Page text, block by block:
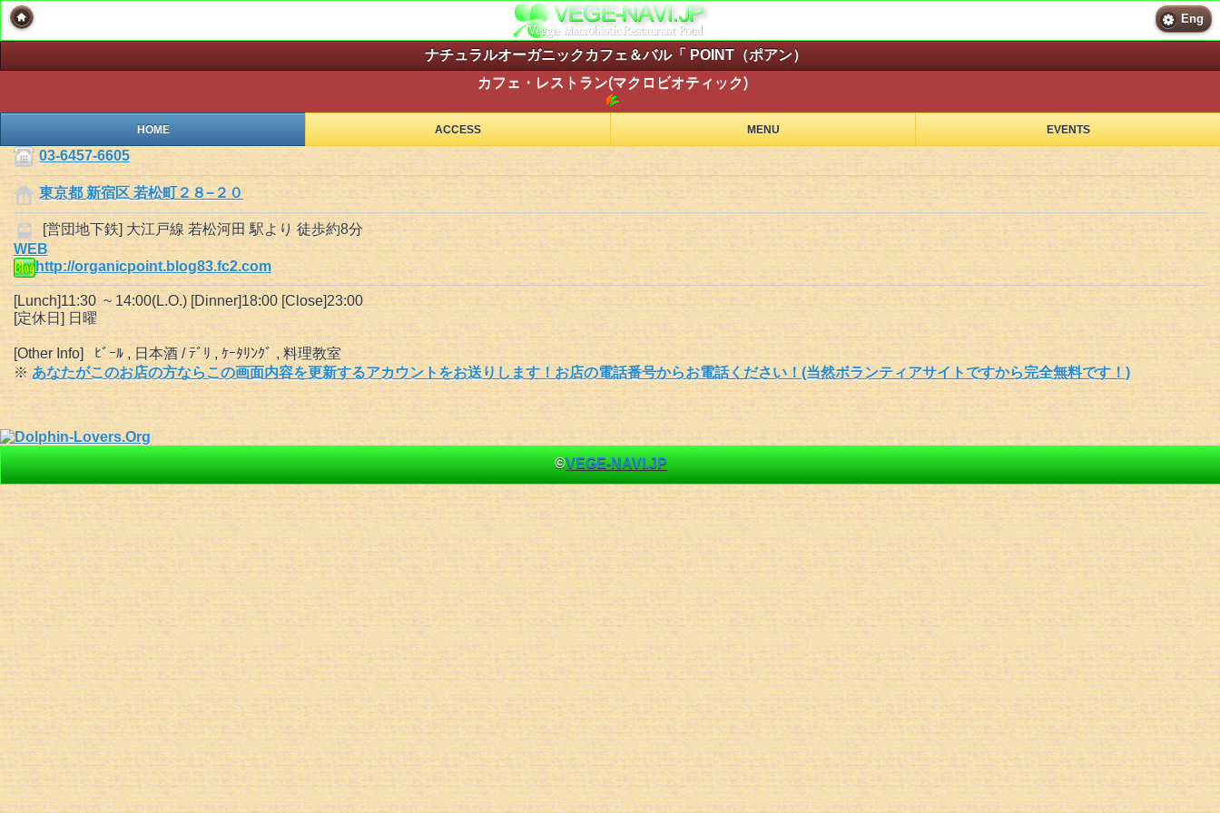
Eng
ナチュラルオーガニックカフェ＆バル「 POINT（ポアン）
カフェ・レストラン(マクロビオティック)
HOME ACCESS MENU EVENTS
03-6457-6605
東京都 新宿区 若松町２８−２０
[営団地下鉄] 大江戸線 若松河田 駅より 徒歩約8分
WEB
http://organicpoint.blog83.fc2.com
[Lunch]11:30 ~ 14:00(L.O.) [Dinner]18:00 [Close]23:00
[定休日] 日曜
[Other Info] ﾋﾞｰﾙ , 日本酒 / ﾃﾞﾘ , ｹｰﾀﾘﾝｸﾞ , 料理教室
※ あなたがこのお店の方ならこの画面内容を更新するアカウントをお送りします！お店の電話番号からお電話ください！(当然ボランティアサイトですから完全無料です！)
©VEGE-NAVI.JP